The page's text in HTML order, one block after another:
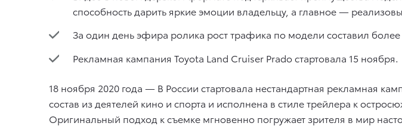
способность дарить яркие эмоции владельцу, а главное —
За один день эфира ролика рост трафика по модели составил более
Рекламная кампания Toyota Land Cruiser Prado стартовала 15 ноября.
18 ноября 2020 года — В России стартовала нестандартная рекламная
состав из деятелей кино и спорта и исполнена в стиле трейлера к
Оригинальный подход к съемке мгновенно погружает зрителя в мир